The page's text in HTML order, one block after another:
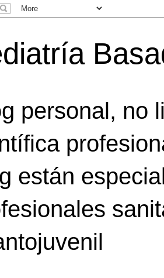
personal, no
están